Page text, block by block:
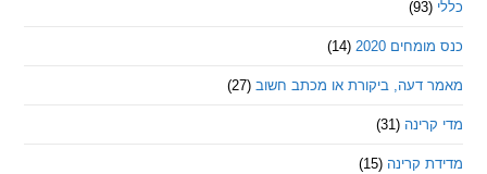
2020
(14)
ביקורת או מכתב חשוב (27)
(31)
קרינה (15)